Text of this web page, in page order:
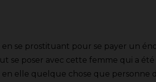
se prostituant pour se payer un
se poser avec cette femme qui a
elle quelque chose que personne